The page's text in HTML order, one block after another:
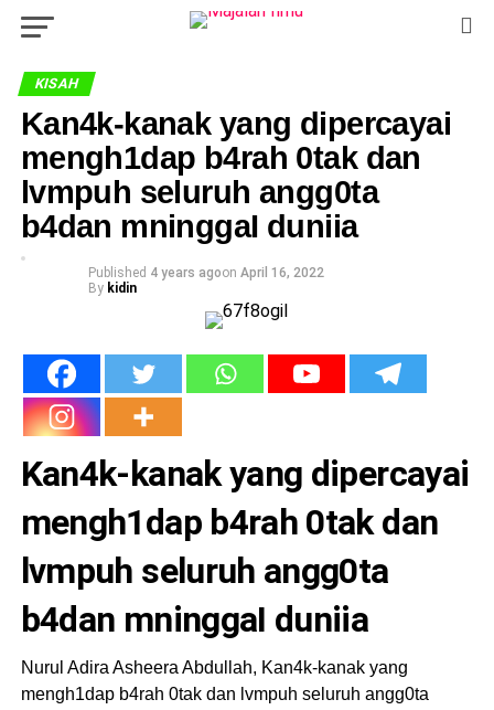
KISAH
Kan4k-kanak yang dipercayai
mengh1dap b4rah 0tak dan
lvmpuh seluruh angg0ta
b4dan mninggaI duniia
Published 4 years agoon April 16, 2022
By kidin
Kan4k-kanak yang dipercayai
mengh1dap b4rah 0tak dan
lvmpuh seluruh angg0ta
b4dan mninggaI duniia
Nurul Adira Asheera Abdullah, Kan4k-kanak yang
mengh1dap b4rah 0tak dan lvmpuh seluruh angg0ta